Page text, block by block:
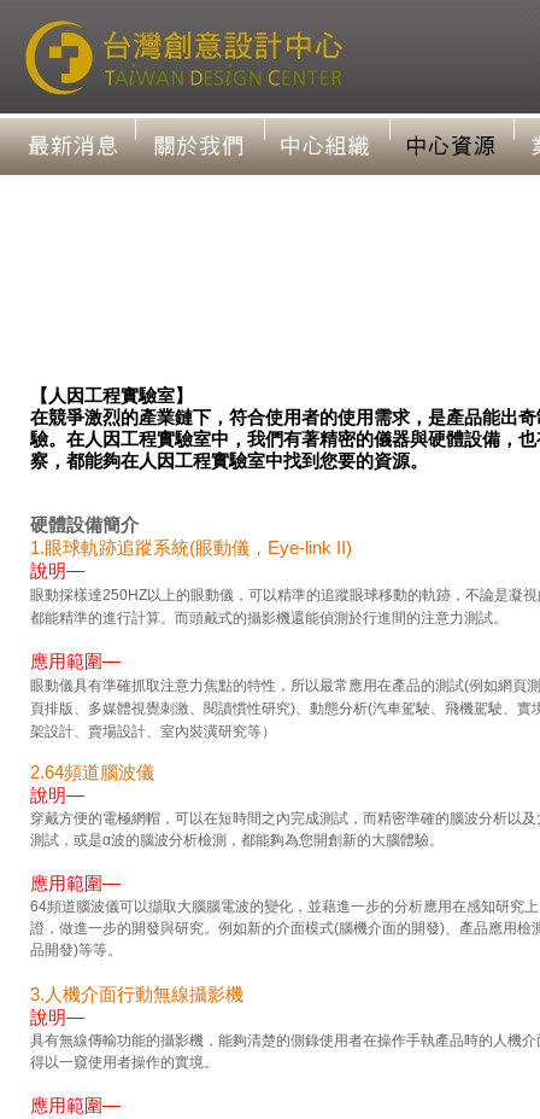
【人因工程實驗室】
在競爭激烈的產業鏈下，符合使用者的使用需求，是產品能出
驗。在人因工程實驗室中，我們有著精密的儀器與硬體設備，
察，都能夠在人因工程實驗室中找到您要的資源。
硬體設備簡介
1.眼球軌跡追蹤系統(眼動儀，Eye-link II)
說明—
眼動採樣達250HZ以上的眼動儀，可以精準的追蹤眼球移動的軌跡，不論是凝
都能精準的進行計算。而頭戴式的攝影機還能偵測於行進間的注意力測試。
應用範圍—
眼動儀具有準確抓取注意力焦點的特性，所以最常應用在產品的測試(例如網頁
頁排版、多媒體視覺刺激、閱讀慣性研究)、動態分析(汽車駕駛、飛機駕駛、
架設計、賣場設計、室內裝潢研究等）
2.64頻道腦波儀
說明—
穿戴方便的電極網帽，可以在短時間之內完成測試，而精密準確的腦波分析以
測試，或是α波的腦波分析檢測，都能夠為您開創新的大腦體驗。
應用範圍—
64頻道腦波儀可以擷取大腦腦電波的變化，並藉進一步的分析應用在感知研究
證，做進一步的開發與研究。例如新的介面模式(腦機介面的開發)、產品應用
品開發)等等。
3.人機介面行動無線攝影機
說明—
具有無線傳輸功能的攝影機，能夠清楚的側錄使用者在操作手執產品時的人機
得以一窺使用者操作的實境。
應用範圍—